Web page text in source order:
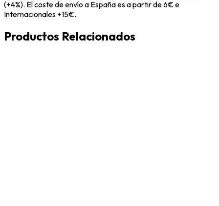
(+4%). El coste de envío a España es a partir de 6€ e
Internacionales +15€.
Productos Relacionados